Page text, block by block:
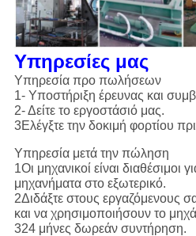
Υπηρεσίες μας
Υπηρεσία προ πωλήσεων
1- Υποστήριξη έρευνας και
2- Δείτε το εργοστάσιό μας.
3Ελέγξτε την δοκιμή φορτίου
Υπηρεσία μετά την πώληση
1Οι μηχανικοί είναι διαθέσιμοι
μηχανήματα στο εξωτερικό.
2Διδάξτε στους εργαζόμενους
και να χρησιμοποιήσουν το
324 μήνες δωρεάν συντήρηση.